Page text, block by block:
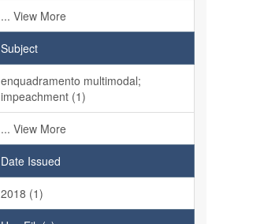
... View More
Subject
enquadramento multimodal;
impeachment (1)
... View More
Date Issued
2018 (1)